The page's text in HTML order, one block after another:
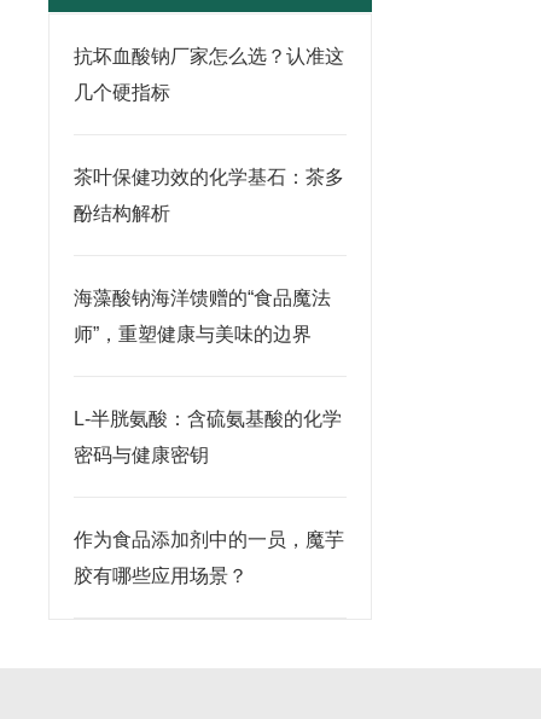
抗坏血酸钠厂家怎么选？认准这
几个硬指标
茶叶保健功效的化学基石：茶多
酚结构解析
海藻酸钠海洋馈赠的“食品魔法
师”，重塑健康与美味的边界
L-半胱氨酸：含硫氨基酸的化学
密码与健康密钥
作为食品添加剂中的一员，魔芋
胶有哪些应用场景？